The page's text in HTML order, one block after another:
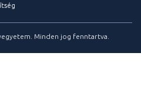
Minden jog fenntartva.